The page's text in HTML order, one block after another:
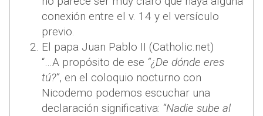
conexión entre el v. 14 y el versículo
previo.
El papa Juan Pablo II (Catholic.net)
“…A propósito de ese “¿De dónde eres
tú?”, en el coloquio nocturno con
Nicodemo podemos escuchar una
declaración significativa: “Nadie sube al